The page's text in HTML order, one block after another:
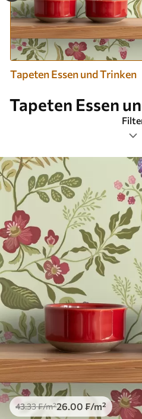
Tapeten Essen und Trinken
Tapeten Essen
Tags
Am
Alle Filter
43.33₣/m²26.00 ₣/m²